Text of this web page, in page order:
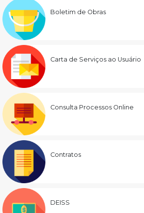
Boletim de Obras
Carta de Serviços ao Usuário
Consulta Processos Online
Contratos
DEISS